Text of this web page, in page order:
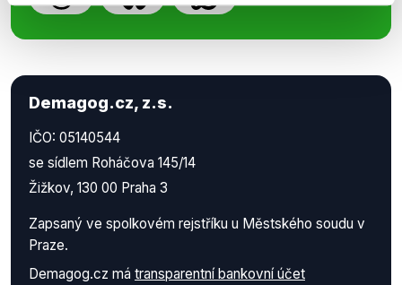
Demagog.cz, z.s.
IČO: 05140544
se sídlem Roháčova 145/14
Žižkov, 130 00 Praha 3
Zapsaný ve spolkovém rejstříku u Městského soudu v
Praze.
Demagog.cz má transparentní bankovní účet